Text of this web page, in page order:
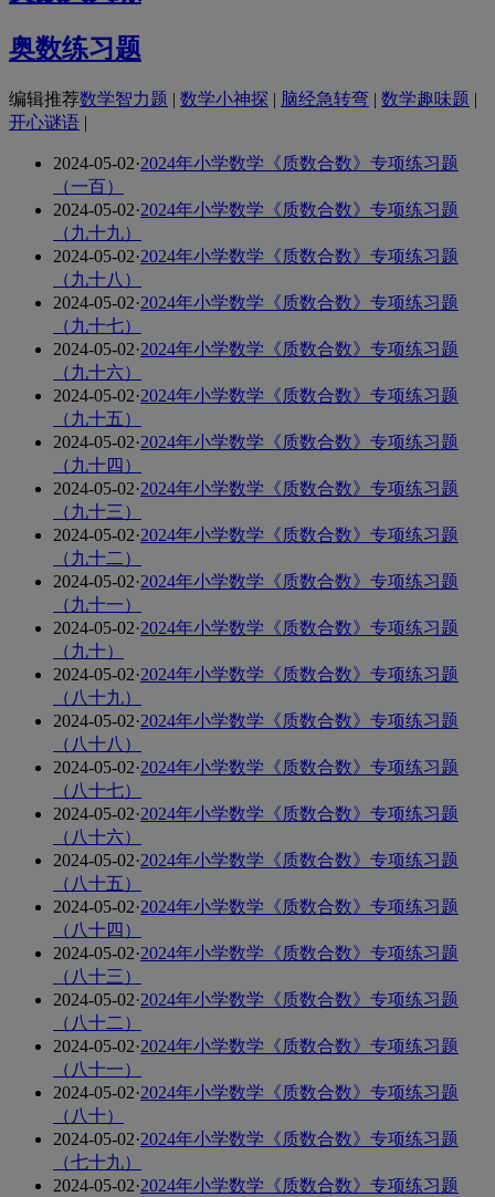
奥数练习题
编辑推荐数学智力题 | 数学小神探 | 脑经急转弯 | 数学趣味题 |
开心谜语 |
2024-05-02·2024年小学数学《质数合数》专项练习题
（一百）
2024-05-02·2024年小学数学《质数合数》专项练习题
（九十九）
2024-05-02·2024年小学数学《质数合数》专项练习题
（九十八）
2024-05-02·2024年小学数学《质数合数》专项练习题
（九十七）
2024-05-02·2024年小学数学《质数合数》专项练习题
（九十六）
2024-05-02·2024年小学数学《质数合数》专项练习题
（九十五）
2024-05-02·2024年小学数学《质数合数》专项练习题
（九十四）
2024-05-02·2024年小学数学《质数合数》专项练习题
（九十三）
2024-05-02·2024年小学数学《质数合数》专项练习题
（九十二）
2024-05-02·2024年小学数学《质数合数》专项练习题
（九十一）
2024-05-02·2024年小学数学《质数合数》专项练习题
（九十）
2024-05-02·2024年小学数学《质数合数》专项练习题
（八十九）
2024-05-02·2024年小学数学《质数合数》专项练习题
（八十八）
2024-05-02·2024年小学数学《质数合数》专项练习题
（八十七）
2024-05-02·2024年小学数学《质数合数》专项练习题
（八十六）
2024-05-02·2024年小学数学《质数合数》专项练习题
（八十五）
2024-05-02·2024年小学数学《质数合数》专项练习题
（八十四）
2024-05-02·2024年小学数学《质数合数》专项练习题
（八十三）
2024-05-02·2024年小学数学《质数合数》专项练习题
（八十二）
2024-05-02·2024年小学数学《质数合数》专项练习题
（八十一）
2024-05-02·2024年小学数学《质数合数》专项练习题
（八十）
2024-05-02·2024年小学数学《质数合数》专项练习题
（七十九）
2024-05-02·2024年小学数学《质数合数》专项练习题